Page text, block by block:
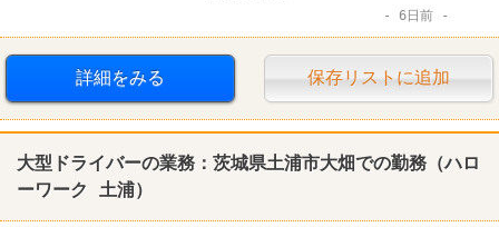
6日前
詳細をみる 保存リストに追加
大型ドライバーの業務：茨城県土浦市大畑での勤務（ハロ
ーワーク
土浦）